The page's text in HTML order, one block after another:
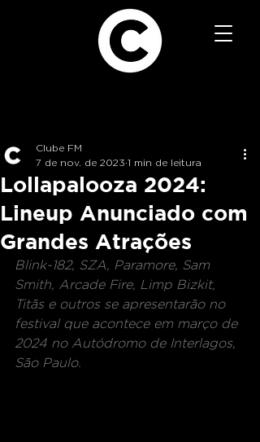
Lollapalooza 2024:
Lineup Anunciado com
Grandes Atrações
Clube FM
7 de nov. de 2023 1 min de leitura
Blink-182, SZA, Paramore, Sam
Smith, Arcade Fire, Limp Bizkit,
Titãs e outros se apresentarão no
festival que acontece em março de
2024 no Autódromo de Interlagos,
São Paulo.